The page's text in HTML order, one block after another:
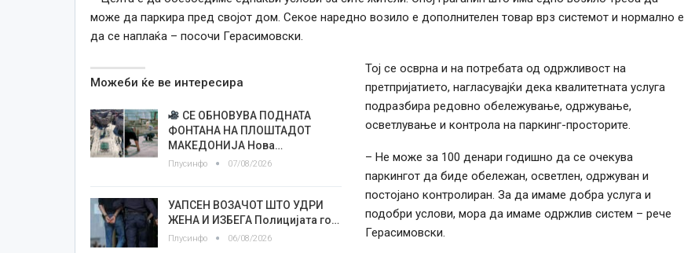
може да паркира пред својот дом. Секое наредно возило е дополнителен товар врз системот и нормално е
да се наплаќа – посочи Герасимовски.
Можеби ќе ве интересира
СЕ ОБНОВУВА ПОДНАТА
ФОНТАНА НА ПЛОШТАДОТ
МАКЕДОНИЈА Нова…
Плусинфо 07/08/2026
УАПСЕН ВОЗАЧОТ ШТО УДРИ
ЖЕНА И ИЗБЕГА Полицијата го…
Плусинфо 06/08/2026
Тој се осврна и на потребата од одржливост на
претпријатието, нагласувајќи дека квалитетната услуга
подразбира редовно обележување, одржување,
осветлување и контрола на паркинг-просторите.
– Не може за 100 денари годишно да се очекува
паркингот да биде обележан, осветлен, одржуван и
постојано контролиран. За да имаме добра услуга и
подобри услови, мора да имаме одржлив систем – рече
Герасимовски.